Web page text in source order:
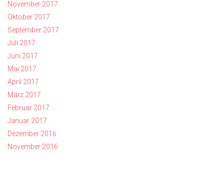
November 2017
Oktober 2017
September 2017
Juli 2017
Juni 2017
Mai 2017
April 2017
März 2017
Februar 2017
Januar 2017
Dezember 2016
November 2016